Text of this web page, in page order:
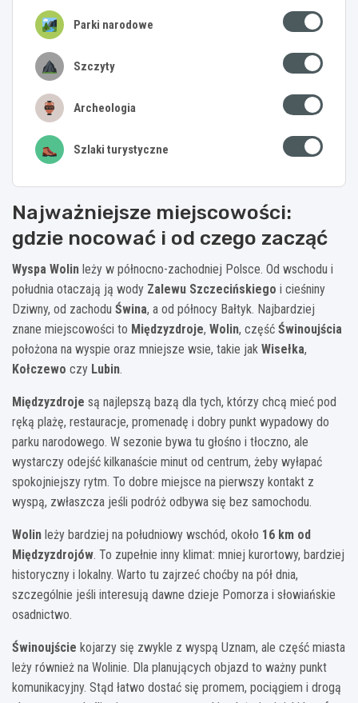
Parki narodowe
Szczyty
Archeologia
Szlaki turystyczne
Najważniejsze miejscowości:
gdzie nocować i od czego zacząć
Wyspa Wolin leży w północno-zachodniej Polsce. Od wschodu i
południa otaczają ją wody Zalewu Szczecińskiego i cieśniny
Dziwny, od zachodu Świna, a od północy Bałtyk. Najbardziej
znane miejscowości to Międzyzdroje, Wolin, część Świnoujścia
położona na wyspie oraz mniejsze wsie, takie jak Wisełka,
Kołczewo czy Lubin.
Międzyzdroje są najlepszą bazą dla tych, którzy chcą mieć pod
ręką plażę, restauracje, promenadę i dobry punkt wypadowy do
parku narodowego. W sezonie bywa tu głośno i tłoczno, ale
wystarczy odejść kilkanaście minut od centrum, żeby wyłapać
spokojniejszy rytm. To dobre miejsce na pierwszy kontakt z
wyspą, zwłaszcza jeśli podróż odbywa się bez samochodu.
Wolin leży bardziej na południowy wschód, około 16 km od
Międzyzdrojów. To zupełnie inny klimat: mniej kurortowy, bardziej
historyczny i lokalny. Warto tu zajrzeć choćby na pół dnia,
szczególnie jeśli interesują dawne dzieje Pomorza i słowiańskie
osadnictwo.
Świnoujście kojarzy się zwykle z wyspą Uznam, ale część miasta
leży również na Wolinie. Dla planujących objazd to ważny punkt
komunikacyjny. Stąd łatwo dostać się promem, pociągiem i drogą